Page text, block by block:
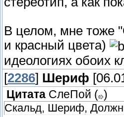
В целом, мне тоже
и красный цвета)
идеологиях обоих
[2286] Шериф
Цитата СлеПoй ( )
Скальд, Шериф,